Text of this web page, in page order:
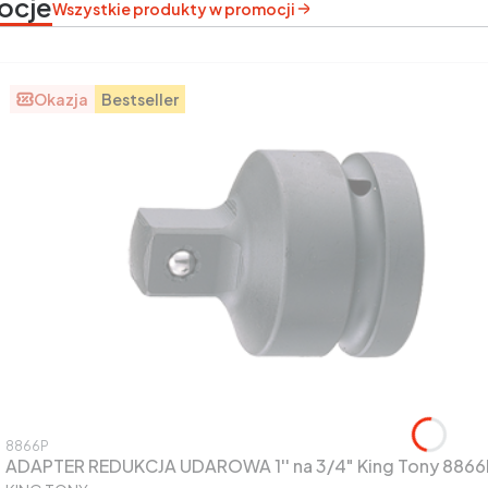
Wszystkie produkty w promocji
Okazja Bestseller
Kod produktu
8866P
ADAPTER REDUKCJA UDAROWA 1'' na 3/4" King Tony